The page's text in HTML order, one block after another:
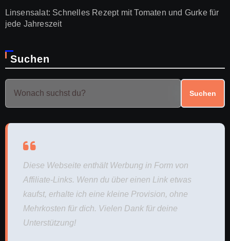
Linsensalat: Schnelles Rezept mit Tomaten und Gurke für
jede Jahreszeit
Suchen
Suchen
Diese Webseite enthält Werbung in Form von
Affiliate-Links. Wenn du über einen Link etwas
kaufst, erhalte ich eine kleine Provision, ohne
Mehrkosten für dich. Vielen Dank für deine
Unterstützung!